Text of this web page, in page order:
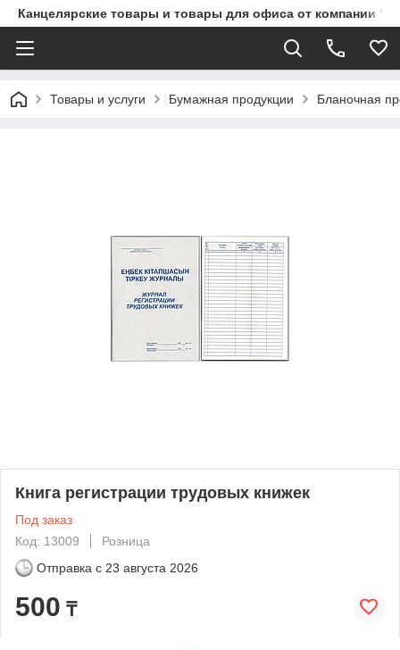
Канцелярские товары и товары для офиса от компании
Товары и услуги Бумажная продукции Бланочная
Книга регистрации трудовых книжек
Под заказ
Код: 13009
Розница
Отправка с 23 августа 2026
500 ₸